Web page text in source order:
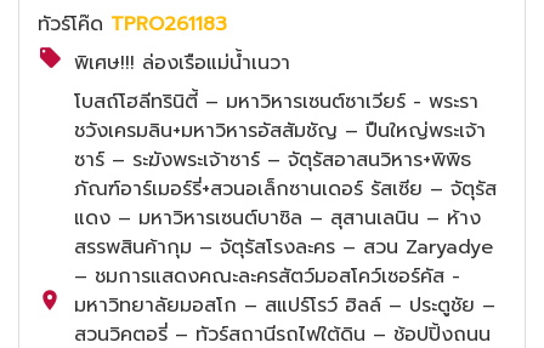
ทัวร์โค๊ด TPRO261183
พิเศษ!!! ล่องเรือแม่น้ำเนวา
โบสถ์โฮลีทรินิตี้ – มหาวิหารเซนต์ซาเวียร์ - พระรา
ชวังเครมลิน+มหาวิหารอัสสัมชัญ – ปืนใหญ่พระเจ้า
ซาร์ – ระฆังพระเจ้าซาร์ – จัตุรัสอาสนวิหาร+พิพิธ
ภัณฑ์อาร์เมอร์รี่+สวนอเล็กซานเดอร์ รัสเซีย – จัตุรัส
แดง – มหาวิหารเซนต์บาซิล – สุสานเลนิน – ห้าง
สรรพสินค้ากุม – จัตุรัสโรงละคร – สวน Zaryadye
– ชมการแสดงคณะละครสัตว์มอสโคว์เซอร์คัส -
มหาวิทยาลัยมอสโก – สแปร์โรว์ ฮิลล์ – ประตูชัย –
สวนวิคตอรี่ – ทัวร์สถานีรถไฟใต้ดิน – ช้อปปิ้งถนน